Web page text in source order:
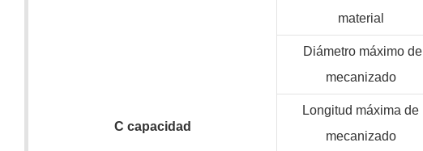
C capacidad
material
Diámetro máximo de
mecanizado
Longitud máxima de
mecanizado